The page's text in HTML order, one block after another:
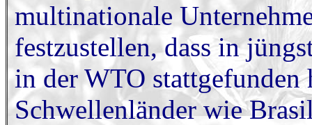
multinationale
festzustellen, dass in
in der WTO stattgefunden
Schwellenländer wie